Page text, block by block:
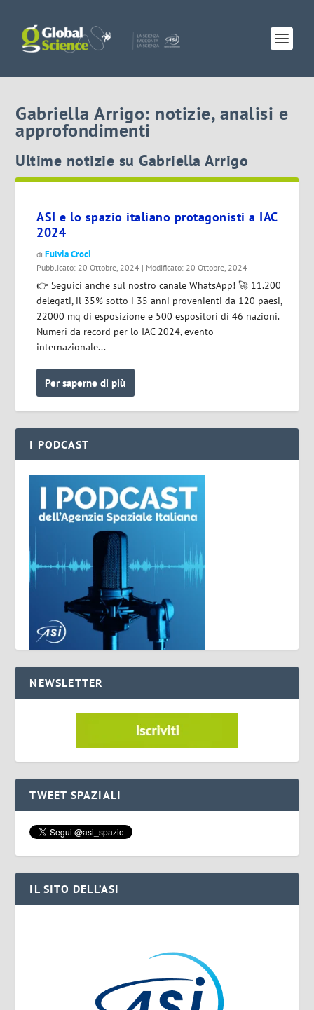
Gabriella Arrigo: notizie, analisi e
approfondimenti
Ultime notizie su Gabriella Arrigo
ASI e lo spazio italiano protagonisti a IAC
2024
diFulvia Croci
Pubblicato: 20 Ottobre, 2024 | Modificato: 20 Ottobre, 2024
👉 Seguici anche sul nostro canale WhatsApp! 🚀 11.200
delegati, il 35% sotto i 35 anni provenienti da 120 paesi,
22000 mq di esposizione e 500 espositori di 46 nazioni.
Numeri da record per lo IAC 2024, evento
internazionale...
Per saperne di più
I PODCAST
NEWSLETTER
TWEET SPAZIALI
IL SITO DELL’ASI